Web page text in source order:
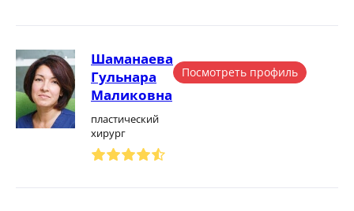
Шаманаева
Гульнара
Маликовна
пластический
хирург
Посмотреть профиль